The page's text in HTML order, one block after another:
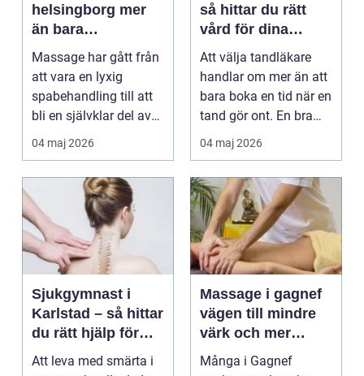
helsingborg mer
än bara
avkoppling
Massage har gått från
att vara en lyxig
spabehandling till att
bli en självklar del av
mångas vardag...
04 maj 2026
så hittar du rätt
vård för dina
tänder
Att välja tandläkare
handlar om mer än att
bara boka en tid när en
tand gör ont. En bra
tandvårdskli...
04 maj 2026
Sjukgymnast i
Karlstad – så hittar
du rätt hjälp för
smärta och rehab
Att leva med smärta i
Massage i gagnef
vägen till mindre
värk och mer
vardagsenergi
Många i Gagnef